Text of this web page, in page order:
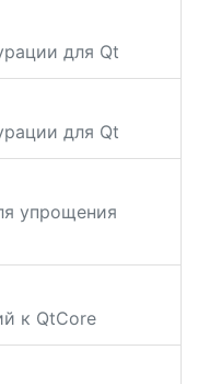
для Qt
для Qt
упрощения
к QtCore